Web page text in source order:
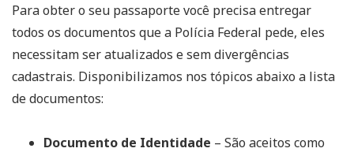
Para obter o seu passaporte você precisa entregar
todos os documentos que a Polícia Federal pede, eles
necessitam ser atualizados e sem divergências
cadastrais. Disponibilizamos nos tópicos abaixo a lista
de documentos:
Documento de Identidade – São aceitos como